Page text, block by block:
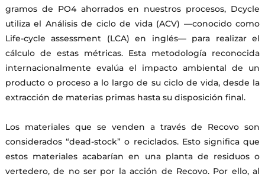
gramos de PO4 ahorrados en nuestros procesos, Dcycle
utiliza el Análisis de ciclo de vida (ACV) —conocido como
Life-cycle assessment (LCA) en inglés— para realizar el
cálculo de estas métricas. Esta metodología reconocida
internacionalmente evalúa el impacto ambiental de un
producto o proceso a lo largo de su ciclo de vida, desde la
extracción de materias primas hasta su disposición final.
Los materiales que se venden a través de Recovo son
considerados “dead-stock” o reciclados. Esto significa que
estos materiales acabarían en una planta de residuos o
vertedero, de no ser por la acción de Recovo. Por ello, al